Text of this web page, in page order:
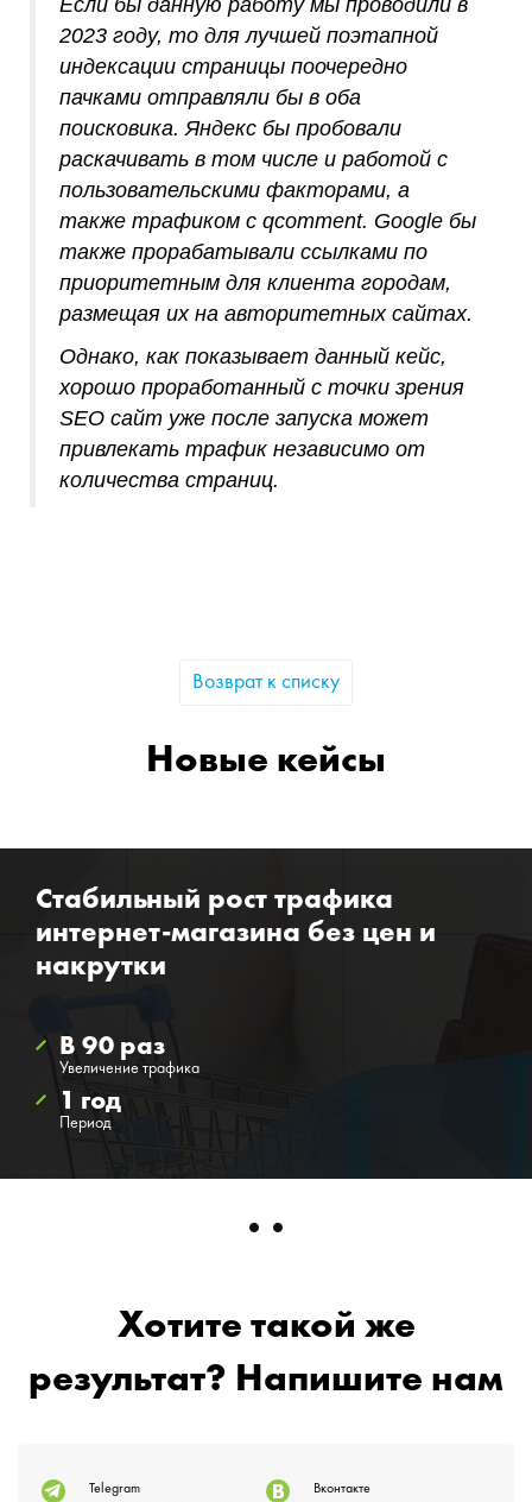
Если бы данную работу мы проводили в
2023 году, то для лучшей поэтапной
индексации страницы поочередно
пачками отправляли бы в оба
поисковика. Яндекс бы пробовали
раскачивать в том числе и работой с
пользовательскими факторами, а
также трафиком с qcomment. Google бы
также прорабатывали ссылками по
приоритетным для клиента городам,
размещая их на авторитетных сайтах.
Однако, как показывает данный кейс,
хорошо проработанный с точки зрения
SEO сайт уже после запуска может
привлекать трафик независимо от
количества страниц.
Возврат к списку
Новые кейсы
В 90 раз
Увеличение трафика
1 год
Период
Стабильный рост трафика
интернет-магазина без цен и
накрутки
Хотите такой же
результат? Напишите нам
Telegram Вконтакте